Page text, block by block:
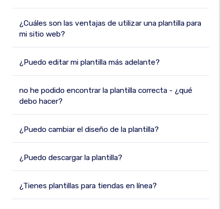
¿Cuáles son las ventajas de utilizar una plantilla para
mi sitio web?
¿Puedo editar mi plantilla más adelante?
no he podido encontrar la plantilla correcta - ¿qué
debo hacer?
¿Puedo cambiar el diseño de la plantilla?
¿Puedo descargar la plantilla?
¿Tienes plantillas para tiendas en línea?